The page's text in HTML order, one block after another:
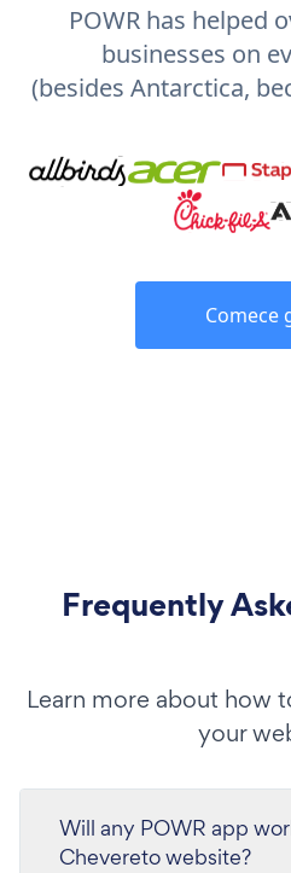
POWR has helped
businesses on
(besides Antarctica,
Comece
Frequently
Learn more about how
your
Will any POWR app
Chevereto website?